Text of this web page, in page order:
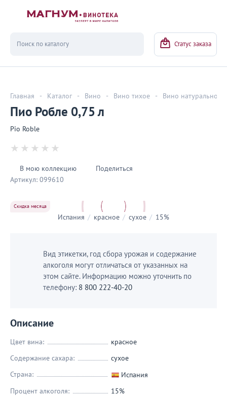
Статус заказа
Главная - Каталог - Вино - Вино тихое - Вино натуральное
Пио Робле 0,75 л
Pio Roble
В мою коллекцию
Поделиться
Артикул: 099610
Скидка месяца
Испания / красное / сухое / 15%
Вид этикетки, год сбора урожая и содержание
алкоголя могут отличаться от указанных на
этом сайте. Информацию можно уточнить по
телефону: 8 800 222-40-20
Описание
Цвет вина:
красное
Содержание сахара:
сухое
Страна:
Испания
Процент алкоголя:
15%